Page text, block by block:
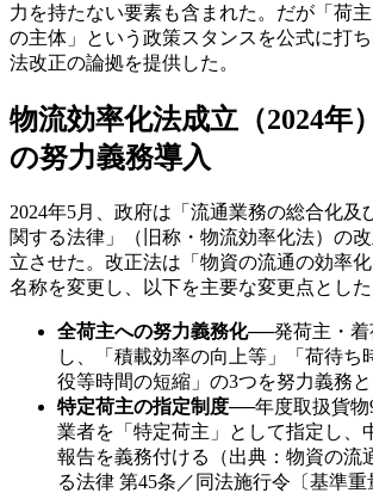
力を持たない要素も含まれた。だが「荷
の主体」という政策スタンスを公式に打
法改正の論拠を提供した。
物流効率化法成立（2024年
の努力義務導入
2024年5月、政府は「流通業務の総合化及
関する法律」（旧称・物流効率化法）の
立させた。改正法は「物資の流通の効率
名称を変更し、以下を主要な変更点とした
全荷主への努力義務化──発荷主・
し、「積載効率の向上等」「荷待ち
役等時間の短縮」の3つを努力義務と
特定荷主の指定制度──年度取扱貨
業者を「特定荷主」として指定し、
報告を義務付ける（出典：物資の流
る法律 第45条／同法施行令〔基準重